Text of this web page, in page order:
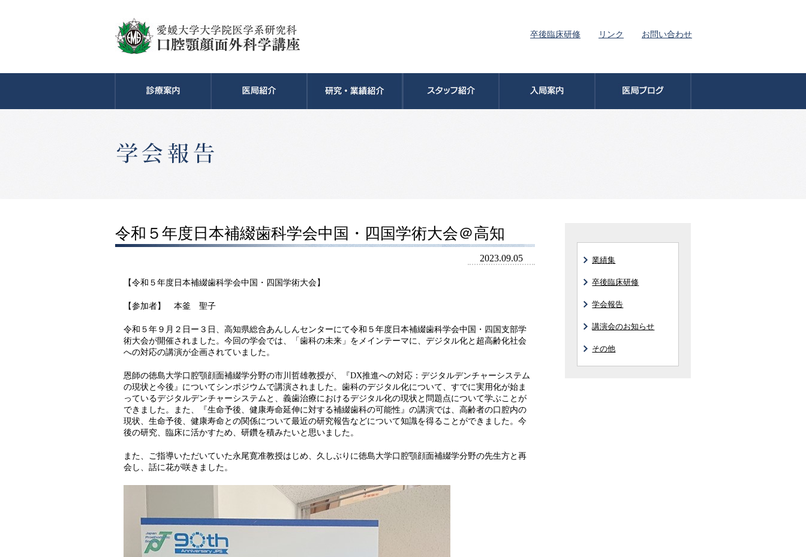
卒後臨床研修 リンク お問い合わせ
令和５年度日本補綴歯科学会中国・四国学術大会＠高知
2023.09.05
【令和５年度日本補綴歯科学会中国・四国学術大会】
【参加者】 本釜 聖子
令和５年９月２日ー３日、高知県総合あんしんセンターにて令和５年度日本補綴歯科学会中国・四国支部学
術大会が開催されました。今回の学会では、「歯科の未来」をメインテーマに、デジタル化と超高齢化社会
への対応の講演が企画されていました。
恩師の徳島大学口腔顎顔面補綴学分野の市川哲雄教授が、『DX推進への対応：デジタルデンチャーシステム
の現状と今後』についてシンポジウムで講演されました。歯科のデジタル化について、すでに実用化が始ま
っているデジタルデンチャーシステムと、義歯治療におけるデジタル化の現状と問題点について学ぶことが
できました。また、『生命予後、健康寿命延伸に対する補綴歯科の可能性』の講演では、高齢者の口腔内の
現状、生命予後、健康寿命との関係について最近の研究報告などについて知識を得ることができました。今
後の研究、臨床に活かすため、研鑽を積みたいと思いました。
また、ご指導いただいていた永尾寛准教授はじめ、久しぶりに徳島大学口腔顎顔面補綴学分野の先生方と再
会し、話に花が咲きました。
業績集
卒後臨床研修
学会報告
講演会のお知らせ
その他